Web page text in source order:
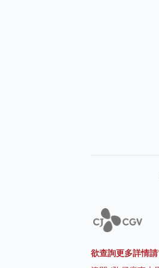
欲查詢更多詳情